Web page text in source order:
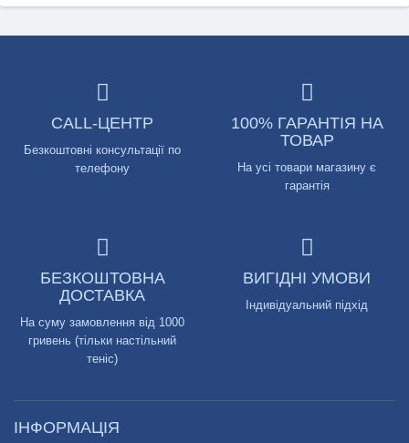
CALL-ЦЕНТР
Безкоштовні консультації по
телефону
100% ГАРАНТІЯ НА
ТОВАР
На усі товари магазину є
гарантія
БЕЗКОШТОВНА
ДОСТАВКА
На суму замовлення від 1000
гривень (тільки настільний
теніс)
ВИГІДНІ УМОВИ
Індивідуальний підхід
ІНФОРМАЦІЯ